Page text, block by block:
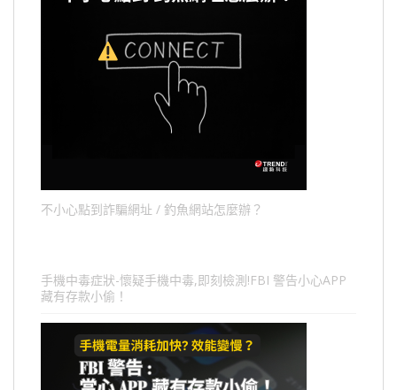
不小心點到詐騙網址 / 釣魚網站怎麼辦？
手機中毒症狀-懷疑手機中毒,即刻檢測!FBI 警告小心APP
藏有存款小偷！